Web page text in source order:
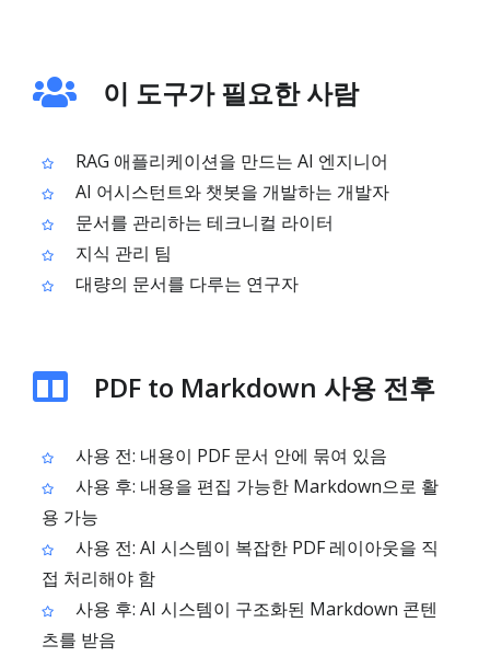
이 도구가 필요한 사람
RAG 애플리케이션을 만드는 AI 엔지니어
AI 어시스턴트와 챗봇을 개발하는 개발자
문서를 관리하는 테크니컬 라이터
지식 관리 팀
대량의 문서를 다루는 연구자
PDF to Markdown 사용 전후
사용 전: 내용이 PDF 문서 안에 묶여 있음
사용 후: 내용을 편집 가능한 Markdown으로 활
용 가능
사용 전: AI 시스템이 복잡한 PDF 레이아웃을 직
접 처리해야 함
사용 후: AI 시스템이 구조화된 Markdown 콘텐
츠를 받음